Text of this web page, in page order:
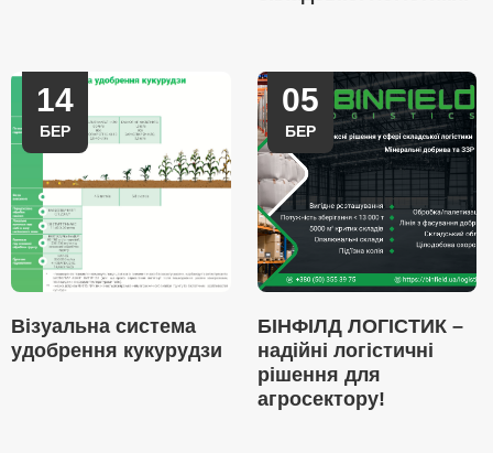
14
БЕР
Візуальна система
удобрення кукурудзи
05
БЕР
БІНФІЛД ЛОГІСТИК –
надійні логістичні
рішення для
агросектору!